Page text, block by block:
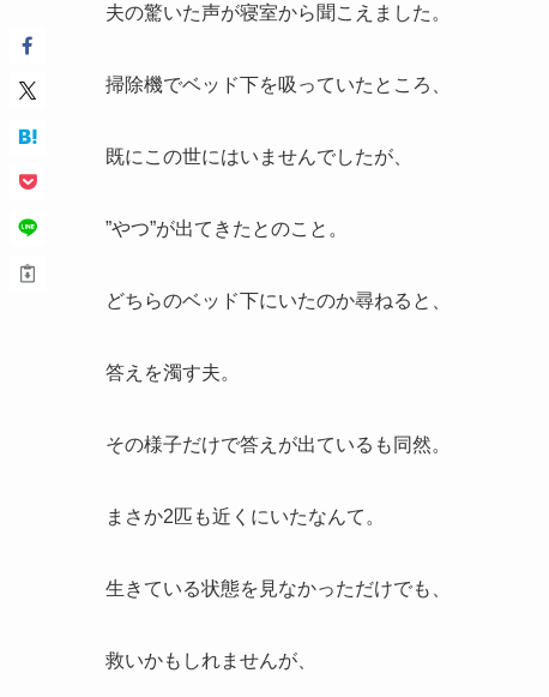
夫の驚いた声が寝室から聞こえました。
掃除機でベッド下を吸っていたところ、
既にこの世にはいませんでしたが、
”やつ”が出てきたとのこと。
どちらのベッド下にいたのか尋ねると、
答えを濁す夫。
その様子だけで答えが出ているも同然。
まさか2匹も近くにいたなんて。
生きている状態を見なかっただけでも、
救いかもしれませんが、